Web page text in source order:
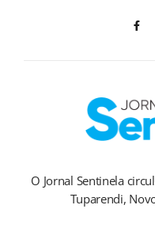
O Jornal Sentinela
Tuparendi,